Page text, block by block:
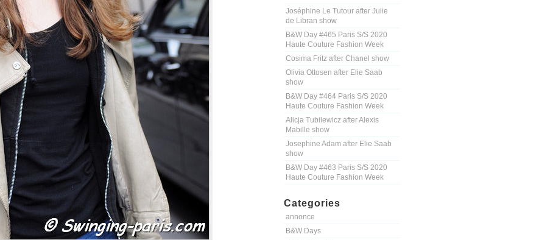
Joséphine Le Tutour after Julie
de Libran show
B&W Day #465 Paris S/S 2020
Haute Couture Fashion Week
Cosima Fritz after Chanel show
Olivia Ottosen after Elie Saab
show
B&W Day #464 Paris S/S 2020
Haute Couture Fashion Week
Alicja Tubilewicz after Alexis
Mabille show
Josephine Adam after Elie Saab
show
B&W Day #463 Paris S/S 2020
Haute Couture Fashion Week
Categories
annonce
B&W Days